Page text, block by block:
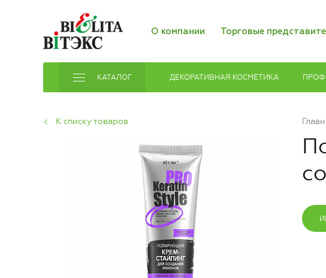
О компании Торговые
КАТАЛОГ ДЕКОРАТИВНАЯ КОСМЕТИКА
К списку товаров